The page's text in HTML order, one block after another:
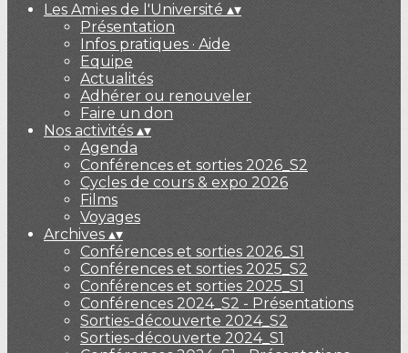
Les Ami·es de l'Université ▴▾
Présentation
Infos pratiques · Aide
Equipe
Actualités
Adhérer ou renouveler
Faire un don
Nos activités ▴▾
Agenda
Conférences et sorties 2026_S2
Cycles de cours & expo 2026
Films
Voyages
Archives ▴▾
Conférences et sorties 2026_S1
Conférences et sorties 2025_S2
Conférences et sorties 2025_S1
Conférences 2024_S2 - Présentations
Sorties-découverte 2024_S2
Sorties-découverte 2024_S1